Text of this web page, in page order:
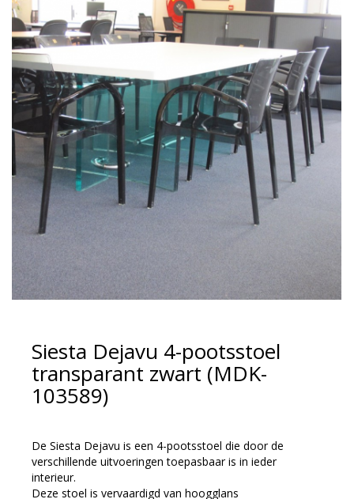
Siesta Dejavu 4-pootsstoel
transparant zwart (MDK-
103589)
De Siesta Dejavu is een 4-pootsstoel die door de
verschillende uitvoeringen toepasbaar is in ieder
interieur.
Deze stoel is vervaardigd van hoogglans